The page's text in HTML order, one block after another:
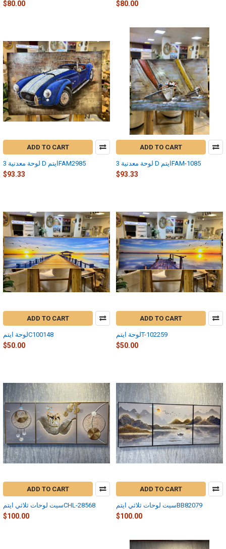
$80.00 $80.00
ADD TO CART
لوحة معدنية 3 D ايتمFAM2985
$93.33
ADD TO CART
لوحة معدنية 3 D ايتمFAM-1085
$93.33
ADD TO CART
لوحة ايتمC100148
$50.00
ADD TO CART
لوحة ايتمT-102259
$50.00
ADD TO CART
سيت لوحات ثلاثي ايتمCHL-28568
$100.00
ADD TO CART
سيت لوحات ثلاثي ايتمBB82079
$100.00